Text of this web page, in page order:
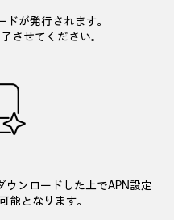
ドが発行されます。
させてください。
ウンロードした上でAPN設定
能となります。